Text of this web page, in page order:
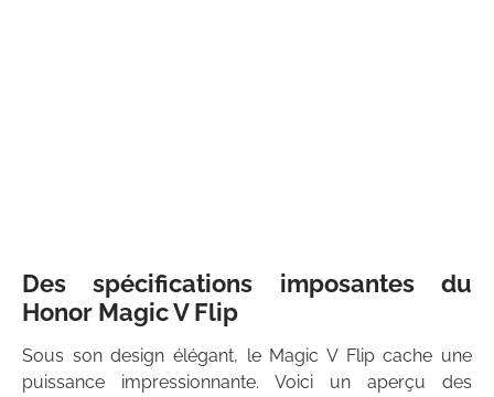
Des spécifications imposantes du
Honor Magic V Flip
Sous son design élégant, le Magic V Flip cache une
puissance impressionnante. Voici un aperçu des